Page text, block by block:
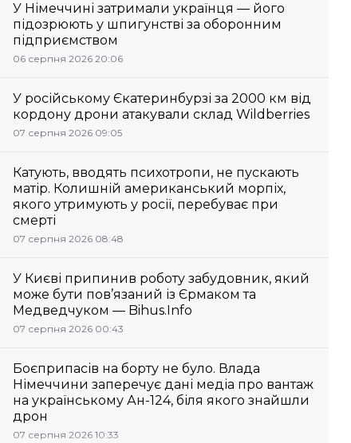
У Німеччині затримали українця — його
підозрюють у шпигунстві за оборонним
підприємством
06 серпня 2026 20:06
У російському Єкатеринбурзі за 2000 км від
кордону дрони атакували склад Wildberries
07 серпня 2026 09:05
Катують, вводять психотропи, не пускають
матір. Колишній американський морпіх,
якого утримують у росії, перебуває при
смерті
07 серпня 2026 08:48
У Києві припинив роботу забудовник, який
може бути пов’язаний із Єрмаком та
Медведчуком — Bihus.Info
07 серпня 2026 00:43
Боєприпасів на борту не було. Влада
Німеччини заперечує дані медіа про вантаж
на українському Ан-124, біля якого знайшли
дрон
07 серпня 2026 10:33